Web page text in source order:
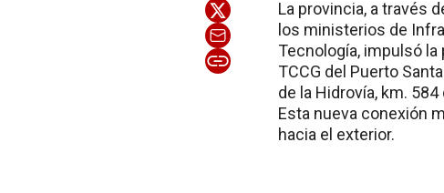
La provincia, a través
los ministerios de
Tecnología, impulsó
TCCG del Puerto
de la Hidrovía, km.
Esta nueva conexión
hacia el exterior.